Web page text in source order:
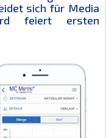
sich für Media
feiert ersten